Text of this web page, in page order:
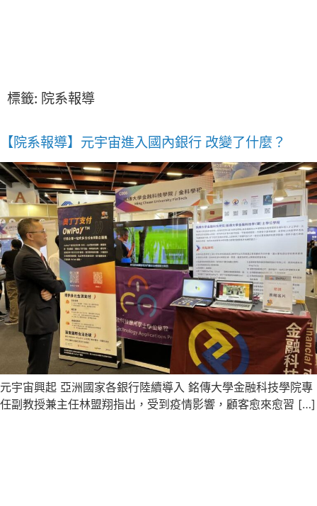
標籤: 院系報導
【院系報導】元宇宙進入國內銀行 改變了什麼？
元宇宙興起 亞洲國家各銀行陸續導入 銘傳大學金融科技學院專
任副教授兼主任林盟翔指出，受到疫情影響，顧客愈來愈習 […]